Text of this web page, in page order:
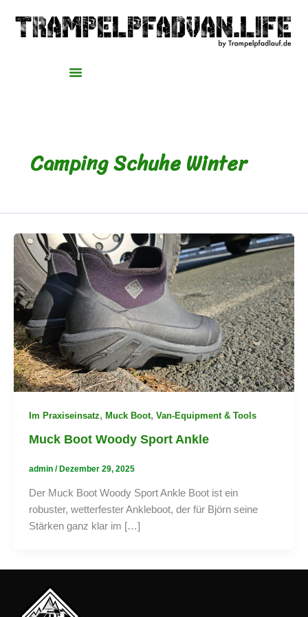
Inhalt
springen
Camping Schuhe Winter
Im Praxiseinsatz, Muck Boot, Van-Equipment & Tools
Muck Boot Woody Sport Ankle
admin / Dezember 29, 2025
Der Muck Boot Woody Sport Ankle Boot ist ein
robuster, wetterfester Ankleboot, der für Björn seine
Stärken ganz klar im […]